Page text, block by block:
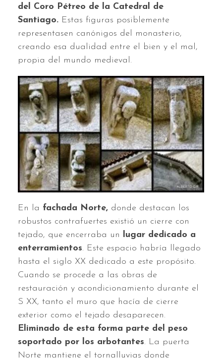
del Coro Pétreo de la Catedral de
Santiago. Estas figuras posiblemente
representasen canónigos del monasterio,
creando esa dualidad entre el bien y el mal,
propia del mundo medieval.
En la fachada Norte, donde destacan los
robustos contrafuertes existió un cierre con
tejado, que encerraba un
lugar dedicado a
enterramientos. Este espacio habría llegado
hasta el siglo XX dedicado a este propósito.
Cuando se procede a las obras de
restauración y acondicionamiento durante el
S XX, tanto el muro que hacía de cierre
exterior como el tejado desaparecen.
Eliminado de esta forma parte del peso
soportado por los arbotantes. La puerta
Norte mantiene el tornalluvias donde